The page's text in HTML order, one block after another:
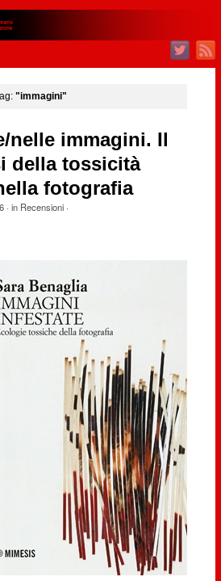
"immagini"
nelle immagini. Il
della tossicità
fotografia
· in Recensioni·